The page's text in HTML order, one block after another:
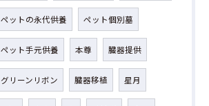
ペットの永代供養 ペット個別墓
ペット手元供養 本尊 臓器提供
グリーンリボン 臓器移植 星月